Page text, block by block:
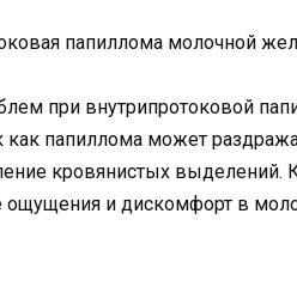
при внутрипротоковой
как папиллома может
кровянистых выделений.
и дискомфорт в